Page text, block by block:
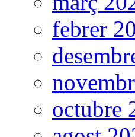
febrer
octubre